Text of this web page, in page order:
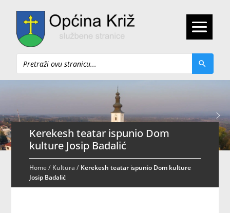
Pretraži
Kerekesh teatar ispunio Dom
kulture Josip Badalić
Home/ Kultura / Kerekesh teatar ispunio Dom kulture
Josip Badalić